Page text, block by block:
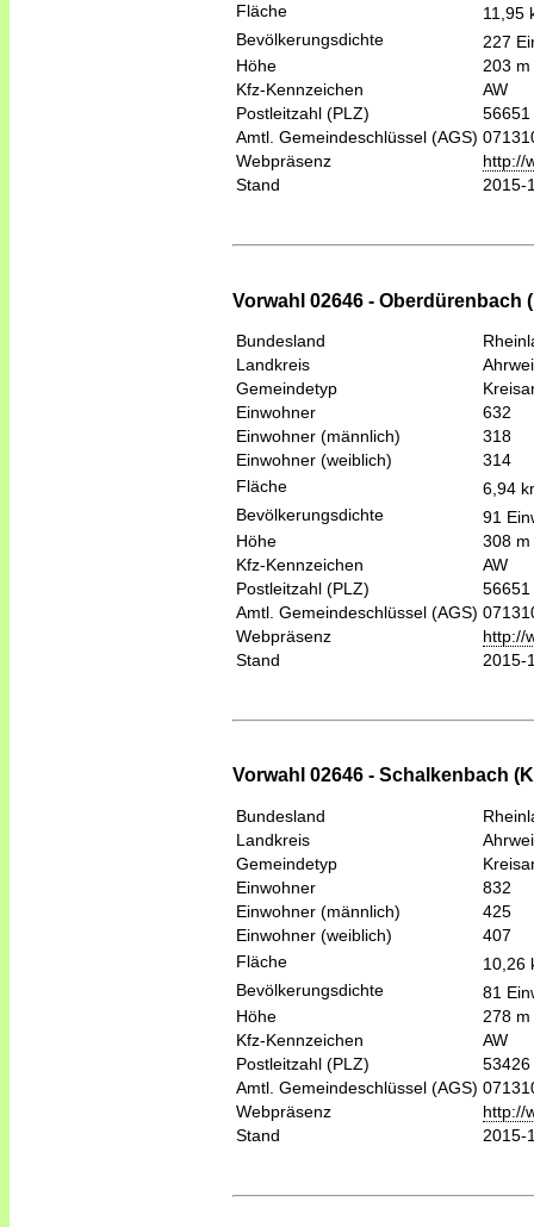
Fläche
11,95
Bevölkerungsdichte
227
Höhe
203 m
Kfz-Kennzeichen
AW
Postleitzahl (PLZ)
56651
Amtl. Gemeindeschlüssel (AGS)
Webpräsenz
http://
Stand
2015-
Vorwahl 02646 - Oberdürenbach
Bundesland
Landkreis
Gemeindetyp
Einwohner
632
Einwohner (männlich)
318
Einwohner (weiblich)
314
Fläche
6,94
Bevölkerungsdichte
91
Höhe
308 m
Kfz-Kennzeichen
AW
Postleitzahl (PLZ)
56651
Amtl. Gemeindeschlüssel (AGS)
Webpräsenz
http://
Stand
2015-
Vorwahl 02646 - Schalkenbach
Bundesland
Landkreis
Gemeindetyp
Einwohner
832
Einwohner (männlich)
425
Einwohner (weiblich)
407
Fläche
10,26
Bevölkerungsdichte
81
Höhe
278
Kfz-Kennzeichen
AW
Postleitzahl (PLZ)
53426
Amtl. Gemeindeschlüssel (AGS)
Webpräsenz
http://
Stand
2015-